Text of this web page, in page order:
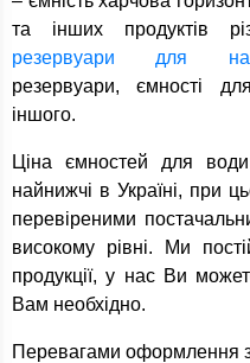
та інших продуктів
резервуари для
резервуари, ємності
іншого.
Ціна ємностей для води
найнижчі в Україні, при
перевіреними
високому рівні. Ми
продукції, у нас Ви
Вам необхідно.
Перевагами оформлення